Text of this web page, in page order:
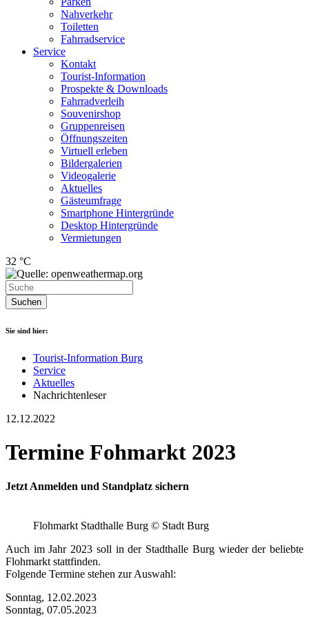
Nahverkehr
Toiletten
Fahrradservice
Service
Kontakt
Tourist-Information
Prospekte & Downloads
Fahrradverleih
Souvenirshop
Gruppenreisen
Öffnungszeiten
Virtuell erleben
Bildergalerien
Videogalerie
Aktuelles
Gästeumfrage
Smartphone Hintergründe
Desktop Hintergründe
Vermietungen
32 °C
Suchen
Sie sind hier:
Tourist-Information Burg
Service
Aktuelles
Nachrichtenleser
12.12.2022
Termine Fohmarkt 2023
Jetzt Anmelden und Standplatz sichern
Flohmarkt Stadthalle Burg © Stadt Burg
Auch im Jahr 2023 soll in der Stadthalle Burg wieder der beliebte
Flohmarkt stattfinden.
Folgende Termine stehen zur Auswahl:
Sonntag, 12.02.2023
Sonntag, 07.05.2023